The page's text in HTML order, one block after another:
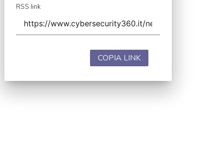
RSS link
COPIA LINK